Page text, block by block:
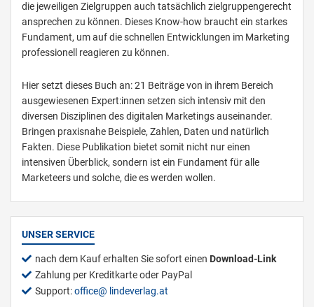
die jeweiligen Zielgruppen auch tatsächlich zielgruppengerecht
ansprechen zu können. Dieses Know-how braucht ein starkes
Fundament, um auf die schnellen Entwicklungen im Marketing
professionell reagieren zu können.
Hier setzt dieses Buch an: 21 Beiträge von in ihrem Bereich
ausgewiesenen Expert:innen setzen sich intensiv mit den
diversen Disziplinen des digitalen Marketings auseinander.
Bringen praxisnahe Beispiele, Zahlen, Daten und natürlich
Fakten. Diese Publikation bietet somit nicht nur einen
intensiven Überblick, sondern ist ein Fundament für alle
Marketeers und solche, die es werden wollen.
UNSER SERVICE
nach dem Kauf erhalten Sie sofort einen Download-Link
Zahlung per Kreditkarte oder PayPal
Support:office lindeverlag.at